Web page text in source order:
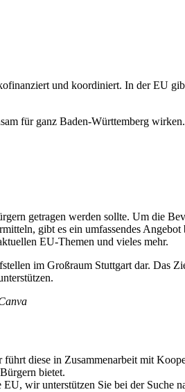
und koordiniert. In der EU
für ganz Baden-Württemberg
getragen werden sollte. Um die
gibt es ein umfassendes Angebot
EU-Themen und vieles mehr.
im Großraum Stuttgart dar. Das
diese in Zusammenarbeit mit
bietet.
wir unterstützen Sie bei der Suche